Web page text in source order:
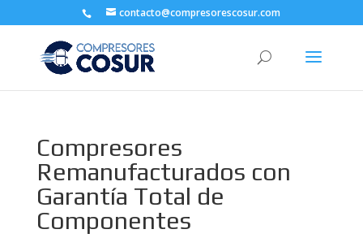
contacto@compresorescosur.com
Compresores
Remanufacturados con
Garantía Total de
Componentes